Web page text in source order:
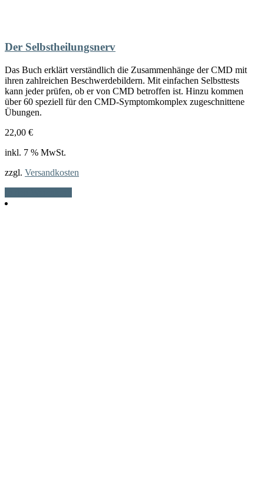
Der Selbstheilungsnerv
Das Buch erklärt verständlich die Zusammenhänge der CMD mit
ihren zahlreichen Beschwerdebildern. Mit einfachen Selbsttests
kann jeder prüfen, ob er von CMD betroffen ist. Hinzu kommen
über 60 speziell für den CMD-Symptomkomplex zugeschnittene
Übungen.
22,00 €
inkl. 7 % MwSt.
zzgl. Versandkosten